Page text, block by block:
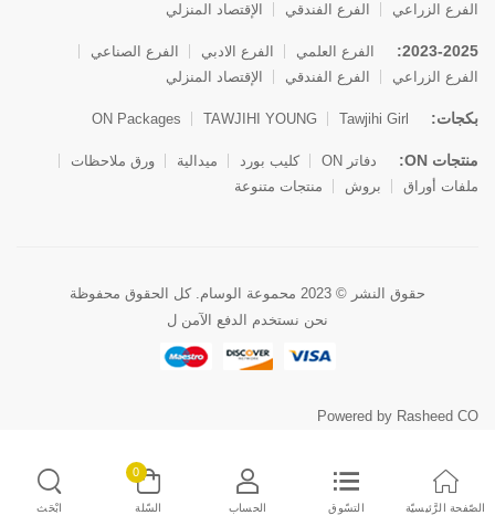
الفرع الزراعي
الفرع الفندقي الإقتصاد المنزلي
2023-2025: الفرع العلمي الفرع الادبي
الفرع الصناعي
الفرع الزراعي
الفرع الفندقي الإقتصاد المنزلي
بكجات: Tawjihi Girl
TAWJIHI YOUNG
ON Packages
منتجات ON: دفاتر ON كليب بورد ميدالية
ورق ملاحظات
ملفات أوراق
بروش منتجات متنوعة
حقوق النشر © 2023 محموعة الوسام. كل الحقوق محفوظة
نحن نستخدم الدفع الآمن ل
Powered by Rasheed CO
الصّفحة الرَّئيسيّة التسّوق الحساب
0
السّلة ابْحَث